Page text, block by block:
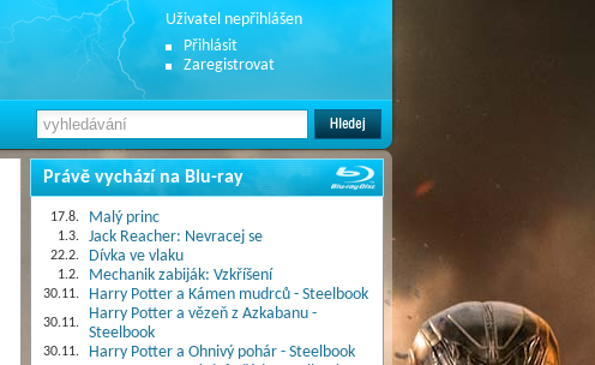
Uživatel nepřihlášen
Přihlásit
Zaregistrovat
Právě vychází na Blu-ray
17.8. Malý princ
1.3. Jack Reacher: Nevracej se
22.2. Dívka ve vlaku
1.2. Mechanik zabiják: Vzkříšení
30.11. Harry Potter a Kámen mudrců - Steelbook
30.11.
Harry Potter a vězeň z Azkabanu -
Steelbook
30.11. Harry Potter a Ohnivý pohár - Steelbook